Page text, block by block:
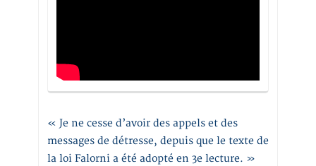
« Je ne cesse d’avoir des appels et des
messages de détresse, depuis que le texte de
la loi Falorni a été adopté en 3e lecture. »